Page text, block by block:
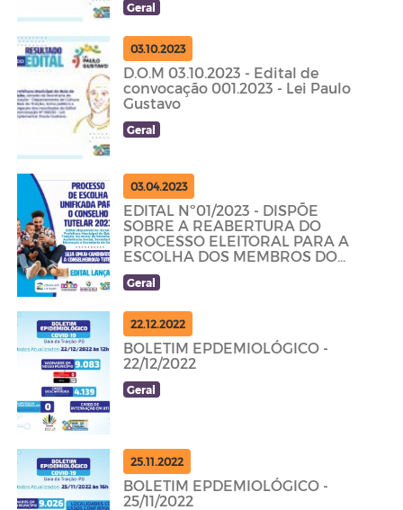
Geral
03.10.2023
D.O.M 03.10.2023 - Edital de
convocação 001.2023 - Lei Paulo
Gustavo
Geral
03.04.2023
EDITAL Nº01/2023 - DISPÕE
SOBRE A REABERTURA DO
PROCESSO ELEITORAL PARA A
ESCOLHA DOS MEMBROS DO
CONSELHO TUTELAR
Geral
22.12.2022
BOLETIM EPDEMIOLÓGICO -
22/12/2022
Geral
25.11.2022
BOLETIM EPDEMIOLÓGICO -
25/11/2022